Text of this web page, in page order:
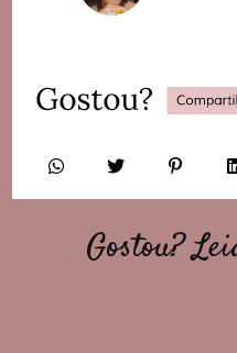
Gostou?